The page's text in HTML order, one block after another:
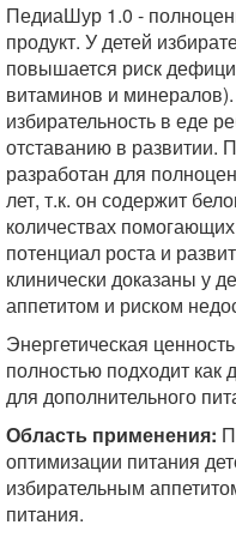
ПедиаШур 1.0 -
продукт. У детей
повышается риск
витаминов и
избирательность в еде
отставанию в развитии.
разработан для
лет, т.к. он содержит
количествах
потенциал роста и
клинически доказаны у
аппетитом и риском
Энергетическая
полностью подходит
для дополнительного
Область применения:
оптимизации питания
избирательным
питания.